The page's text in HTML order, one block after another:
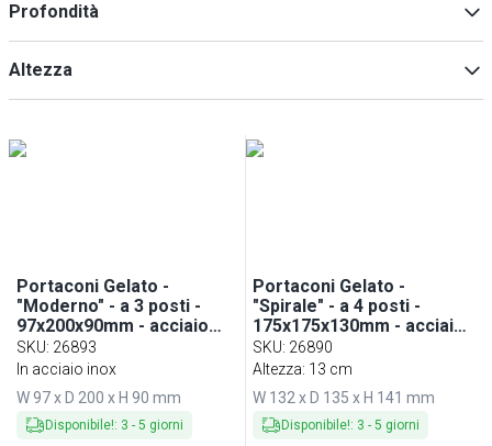
Profondità
Altezza
Portaconi Gelato -
"Moderno" - a 3 posti -
97x200x90mm - acciaio
inox
SKU: 26893
In acciaio inox
W 97 x D 200 x H 90 mm
Disponibile!: 3 - 5 giorni
Portaconi Gelato -
"Spirale" - a 4 posti -
175x175x130mm - acciaio
inox
SKU: 26890
Altezza: 13 cm
W 132 x D 135 x H 141 mm
Disponibile!: 3 -5 giorni